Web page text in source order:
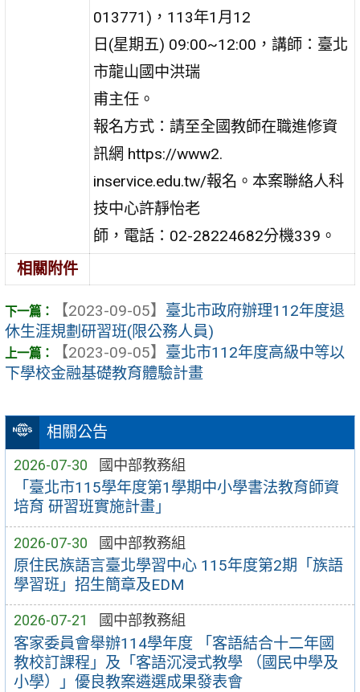
相關公告
2026-07-30 國中部教務組
「臺北市115學年度第1學期中小學書法教育師資
培育 研習班實施計畫」
2026-07-30 國中部教務組
原住民族語言臺北學習中心 115年度第2期「族語
學習班」招生簡章及EDM
2026-07-21 國中部教務組
客家委員會舉辦114學年度 「客語結合十二年國
教校訂課程」及「客語沉浸式教學 （國民中學及
小學）」優良教案遴選成果發表會
013771)，113年1月12
日(星期五) 09:00~12:00，講師：臺北
市龍山國中洪瑞
甫主任。
報名方式：請至全國教師在職進修資
訊網 https://www2.
inservice.edu.tw/報名。本案聯絡人科
技中心許靜怡老
師，電話：02-28224682分機339。
相關附件
【2023-09-05】 臺北市政府辦理112年度退
休生涯規劃研習班(限公務人員)
【2023-09-05】 臺北市112年度高級中等以
下學校金融基礎教育體驗計畫